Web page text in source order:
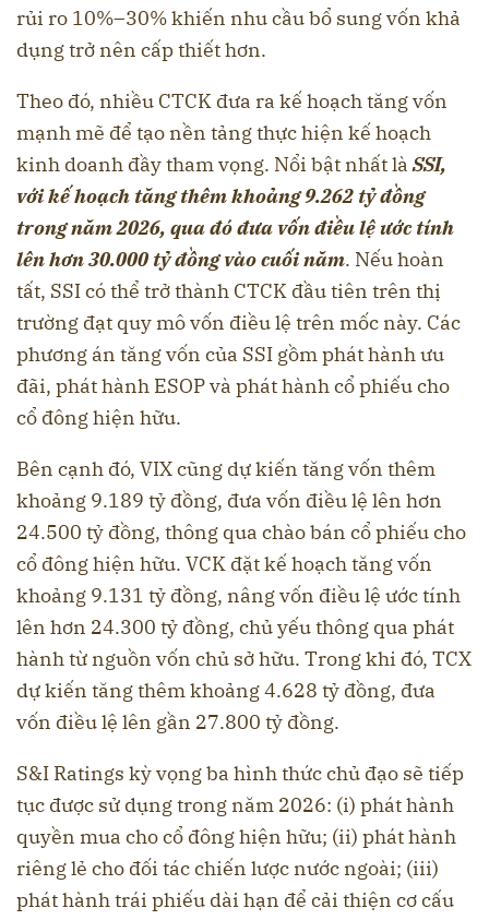
rủi ro 10%–30% khiến nhu cầu bổ sung vốn khả
dụng trở nên cấp thiết hơn.
Theo đó, nhiều CTCK đưa ra kế hoạch tăng vốn
mạnh mẽ để tạo nền tảng thực hiện kế hoạch
kinh doanh đầy tham vọng. Nổi bật nhất làSSI,
với kế hoạch tăng thêm khoảng 9.262 tỷ đồng
trong năm 2026, qua đó đưa vốn điều lệ ước tính
lên hơn 30.000 tỷ đồng vào cuối năm. Nếu hoàn
tất, SSI có thể trở thành CTCK đầu tiên trên thị
trường đạt quy mô vốn điều lệ trên mốc này. Các
phương án tăng vốn của SSI gồm phát hành ưu
đãi, phát hành ESOP và phát hành cổ phiếu cho
cổ đông hiện hữu.
Bên cạnh đó, VIX cũng dự kiến tăng vốn thêm
khoảng 9.189 tỷ đồng, đưa vốn điều lệ lên hơn
24.500 tỷ đồng, thông qua chào bán cổ phiếu cho
cổ đông hiện hữu. VCK đặt kế hoạch tăng vốn
khoảng 9.131 tỷ đồng, nâng vốn điều lệ ước tính
lên hơn 24.300 tỷ đồng, chủ yếu thông qua phát
hành từ nguồn vốn chủ sở hữu. Trong khi đó, TCX
dự kiến tăng thêm khoảng 4.628 tỷ đồng, đưa
vốn điều lệ lên gần 27.800 tỷ đồng.
S&I Ratings kỳ vọng ba hình thức chủ đạo sẽ tiếp
tục được sử dụng trong năm 2026: (i) phát hành
quyền mua cho cổ đông hiện hữu; (ii) phát hành
riêng lẻ cho đối tác chiến lược nước ngoài; (iii)
phát hành trái phiếu dài hạn để cải thiện cơ cấu